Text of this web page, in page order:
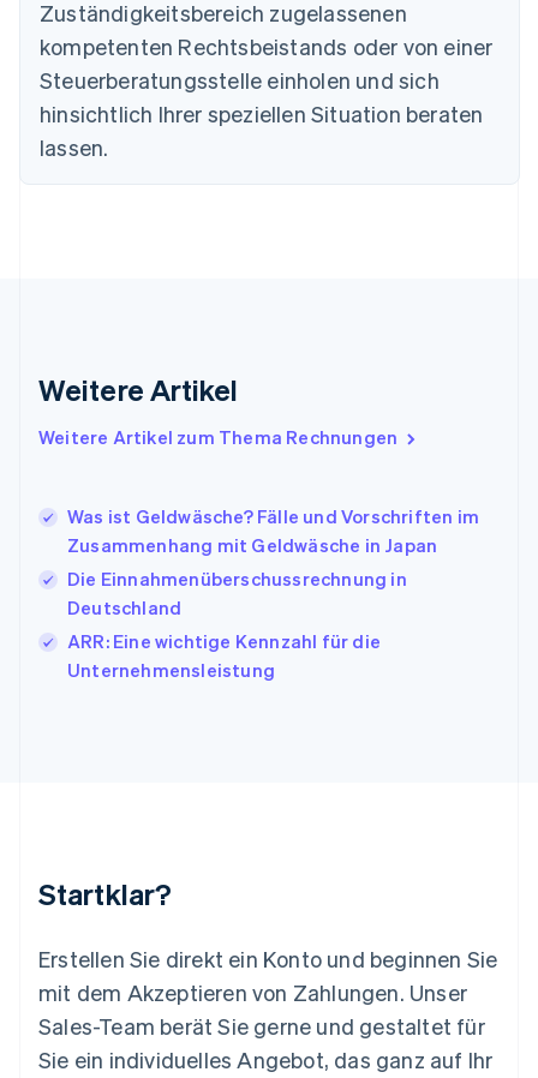
Zuständigkeitsbereich zugelassenen
kompetenten Rechtsbeistands oder von einer
Steuerberatungsstelle einholen und sich
hinsichtlich Ihrer speziellen Situation beraten
lassen.
Weitere Artikel
Weitere Artikel zum Thema Rechnungen
Was ist Geldwäsche? Fälle und Vorschriften im
Zusammenhang mit Geldwäsche in Japan
Die Einnahmenüberschussrechnung in
Deutschland
ARR: Eine wichtige Kennzahl für die
Unternehmensleistung
Startklar?
Erstellen Sie direkt ein Konto und beginnen Sie
mit dem Akzeptieren von Zahlungen. Unser
Sales-Team berät Sie gerne und gestaltet für
Sie ein individuelles Angebot, das ganz auf Ihr
English
Deutschland
DeutschEnglish
English
Festlandchina
Indien
Irland
ItalianoEnglish
Japan
Kanada
EnglishFrançais
Kroatien
English Italiano
English简体中文
English
Mexiko
Español English
Neuseeland
English